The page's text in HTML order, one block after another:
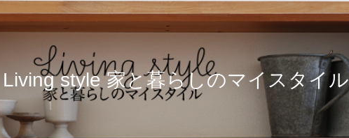
Living style 家と暮らしのマイスタイル